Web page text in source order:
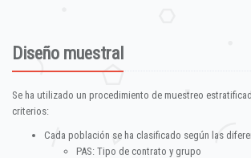
Diseño muestral
Se ha utilizado un procedimiento de muestreo
criterios:
Cada población se ha clasificado según las
PAS: Tipo de contrato y grupo